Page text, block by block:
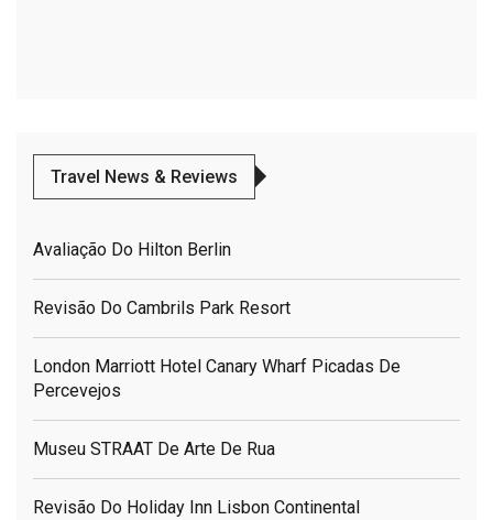
Travel News & Reviews
Avaliação Do Hilton Berlin
Revisão Do Cambrils Park Resort
London Marriott Hotel Canary Wharf Picadas De
Percevejos
Museu STRAAT De Arte De Rua
Revisão Do Holiday Inn Lisbon Continental